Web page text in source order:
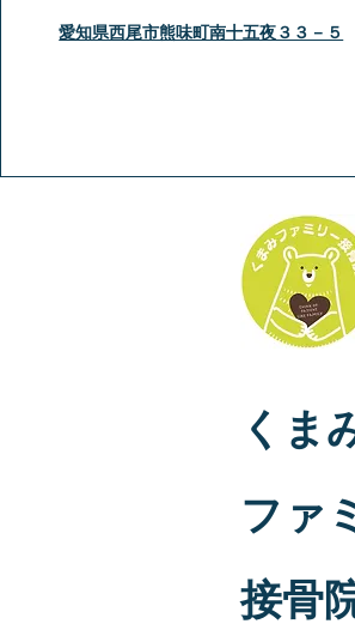
愛知県西尾市熊味町南十五夜３３－５
くま
ファ
接骨